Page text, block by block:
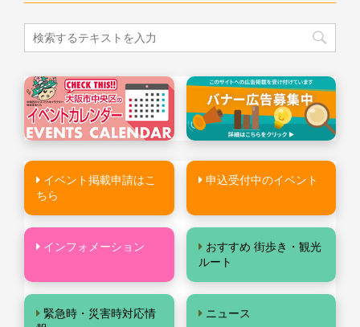
イベント掲載申請はこ
ちら
申込受付中のイベント
インフォメーション
おすすめ 街歩き・観光
ルート
緊急時・災害時対応情
ニュース